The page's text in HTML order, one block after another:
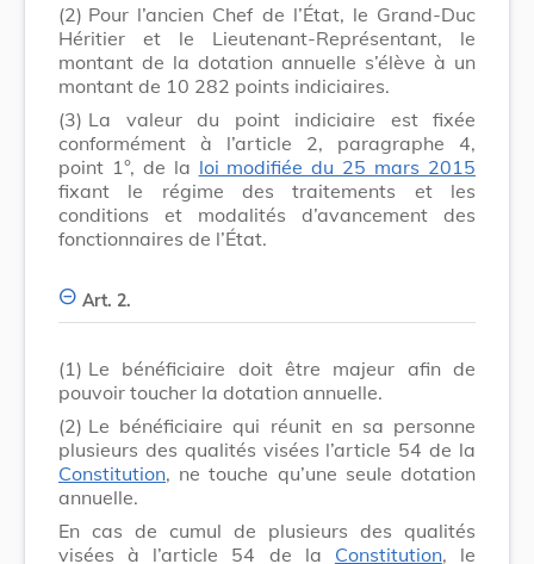
(2) Pour l’ancien Chef de l’État, le Grand-Duc
Héritier et le Lieutenant-Représentant, le
montant de la dotation annuelle s’élève à un
montant de 10 282 points indiciaires.
(3) La valeur du point indiciaire est fixée
conformément à l’article 2, paragraphe 4,
point 1°, de la loi modifiée du 25 mars 2015
fixant le régime des traitements et les
conditions et modalités d’avancement des
fonctionnaires de l’État.
Art. 2.
(1) Le bénéficiaire doit être majeur afin de
pouvoir toucher la dotation annuelle.
(2) Le bénéficiaire qui réunit en sa personne
plusieurs des qualités visées l’article 54 de la
Constitution, ne touche qu’une seule dotation
annuelle.
En cas de cumul de plusieurs des qualités
visées à l’article 54 de la Constitution, le